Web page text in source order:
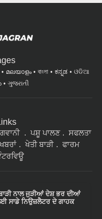
മലയാളം বাংলা ಕನ್ನಡ
ଓଡିଆ
ગુજરાતી
ਪਸ਼ੂ ਪਾਲਣ
ਸਫਲਤਾ
ਖੇਤੀ ਬਾੜੀ
ਫਾਰਮ
ਨਾਲ ਜੁੜੀਆਂ ਦੇਸ਼ ਭਰ ਦੀਆਂ
ਸਾਡੇ ਨਿਉਜ਼ਲੈਟਰ ਦੇ ਗਾਹਕ